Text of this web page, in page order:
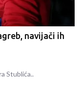
navijači ih
Stublića..